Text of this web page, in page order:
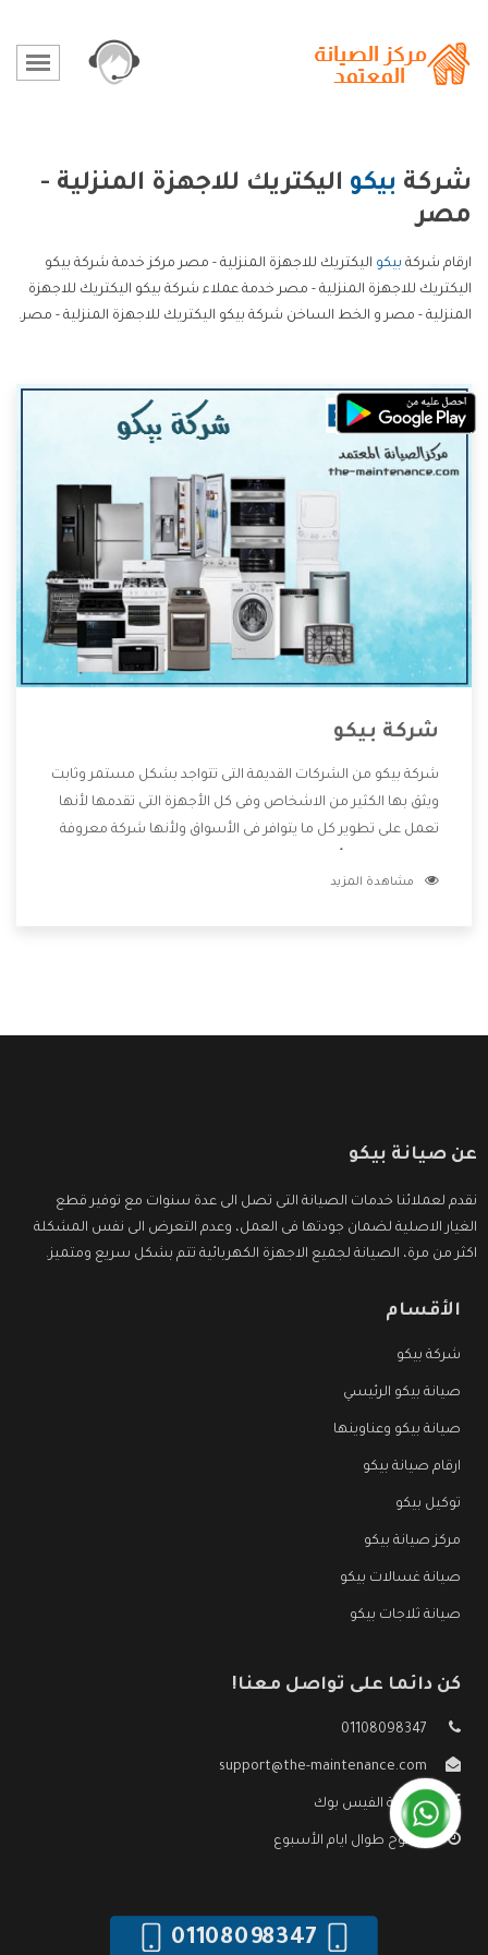
شركة بيكو اليكتريك للاجهزة المنزلية -
مصر
ارقام شركة بيكو اليكتريك للاجهزة المنزلية - مصر مركز خدمة شركة بيكو
اليكتريك للاجهزة المنزلية - مصر خدمة عملاء شركة بيكو اليكتريك للاجهزة
المنزلية - مصر و الخط الساخن شركة بيكو اليكتريك للاجهزة المنزلية - مصر.
شركة بيكو
شركة بيكو من الشركات القديمة التى تتواجد بشكل مستمر وثابت
ويثق بها الكثير من الاشخاص وفى كل الأجهزة التى تقدمها لأنها
تعمل على تطوير كل ما يتوافر فى الأسواق ولأنها شركة معروفة
للعملاء أقوى العروض والخصومات التى تسهل على المستهلك
مشاهدة المزيد
عن صيانة بيكو
نقدم لعملائنا خدمات الصيانة التى تصل الى عدة سنوات مع توفير قطع
الغيار الاصلية لضمان جودتها فى العمل، وعدم التعرض الى نفس المشكلة
اكثر من مرة، الصيانة لجميع الاجهزة الكهربائية تتم بشكل سريع ومتميز.
الأقسام
شركة بيكو
صيانة بيكو الرئيسي
صيانة بيكو وعناوينها
ارقام صيانة بيكو
توكيل بيكو
مركز صيانة بيكو
صيانة غسالات بيكو
صيانة ثلاجات بيكو
كن دائما على تواصل معنا!
01108098347
support@the-maintenance.com
صفحة الفيس بوك
مفتوح طوال ايام الأسبوع
01108098347